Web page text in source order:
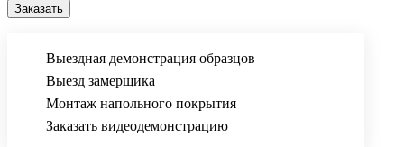
Выездная демонстрация образцов
Выезд замерщика
Монтаж напольного покрытия
Заказать видеодемонстрацию